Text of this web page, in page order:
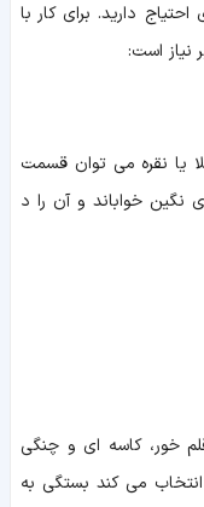
دارید. برای کار با
نیاز است:
یا نقره می توان قسمت
نگین خواباند و آن را د
خور، کاسه ای و چنگی
می کند بستگی به